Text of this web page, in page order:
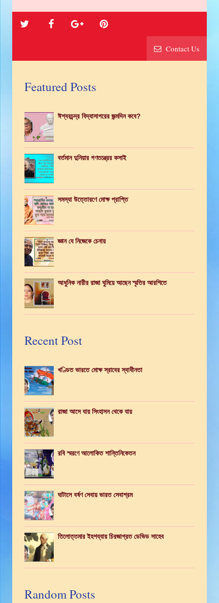
Contact Us
Featured Posts
ঈশ্বরচন্দ্র বিদ্যাসাগরের জন্মদিন কবে?
বর্তমান দুনিয়ার গণতন্ত্রের কসাই
সমস্যা উত্তোরণে মোক্ষ প্রাপ্তি
জ্ঞান যে নিজেকে চেনায়
আধুনিক নারীর রাজা ঘুমিয়ে আছেন স্মৃতির আরশিতে
Recent Post
খণ্ডিত ভারতে মোক্ষ স্রাবের স্বাধীনতা
রাজা আসে যায় সিংহাসন থেকে যায়
রবি স্মরণে আলোকিত শান্তিনিকেতন
ঘাটালে বর্ষণ সেবায় ভারত সেবাশ্রম
তিলোত্তমার ইহশয্যায় চিরজাগ্রত ডেভিড সাহেব
Random Posts